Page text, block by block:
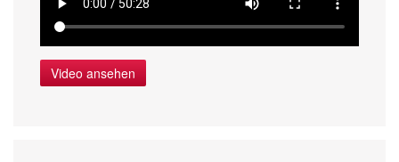
Video ansehen